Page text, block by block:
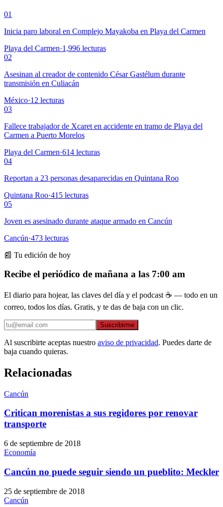
01
Inicia paro laboral en Complejo Mayakoba en Playa del Carmen
Playa del Carmen·1,996 lecturas
02
Asesinan al creador de contenido César Gastélum durante
transmisión en Culiacán
México·12 lecturas
03
Fallece trabajador de Xcaret en accidente en tramo de Playa del
Carmen a Puerto Morelos
Playa del Carmen·614 lecturas
04
Reportan a 23 personas desaparecidas en Quintana Roo
Quintana Roo·415 lecturas
05
Joven es asesinado durante ataque armado en Cancún
Cancún·473 lecturas
📰 Tu edición de hoy
Recibe el periódico de mañana a las 7:00 am
El diario para hojear, las claves del día y el podcast ☕ — todo en un
correo, todos los días. Gratis, y te das de baja con un clic.
Suscribirme
Al suscribirte aceptas nuestro aviso de privacidad. Puedes darte de
baja cuando quieras.
Relacionadas
Cancún
Critican morenistas a sus regidores por renovar
transporte
6 de septiembre de 2018
Economía
Cancún no puede seguir siendo un pueblito: Meckler
25 de septiembre de 2018
Cancún